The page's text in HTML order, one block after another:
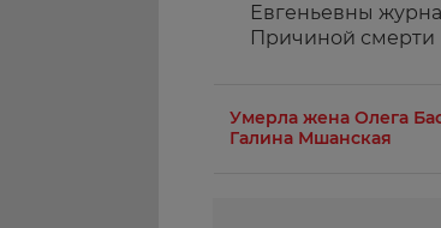
Евгеньевны
Причиной смерти
Умерла жена Олега
Галина Мшанская